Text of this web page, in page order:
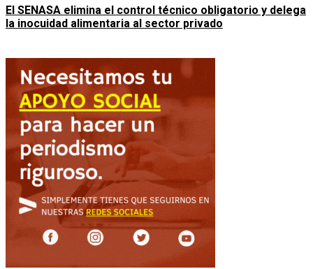
El SENASA elimina el control técnico obligatorio y delega
la inocuidad alimentaria al sector privado